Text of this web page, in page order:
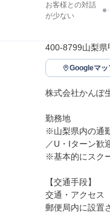
お客様との対話
が少ない
400-8799山梨
Googleマッ
株式会社かんぽ
勤務地
※山梨県内の通
／U・Iターン歓
※基本的にスク
【交通手段】
交通・アクセス
郵便局内に設置